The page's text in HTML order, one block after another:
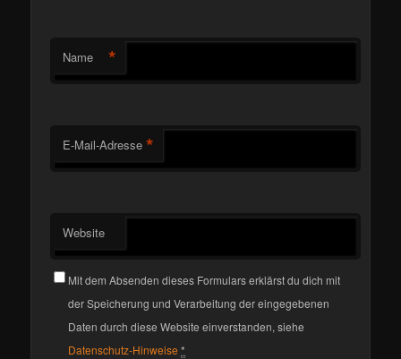
Name *
E-Mail-Adresse *
Website
Mit dem Absenden dieses Formulars erklärst du dich mit
der Speicherung und Verarbeitung der eingegebenen
Daten durch diese Website einverstanden, siehe
Datenschutz-Hinweise *